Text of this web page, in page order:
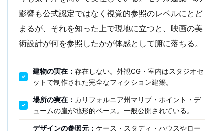
影響も公式認定ではなく視覚的参照のレベルにとど
まるが、それを知った上で現地に立つと、映画の美
術設計が何を参照したかが体感として腑に落ちる。
建物の実在： 存在しない。外観CG・室内はスタジオセ
ットで制作された完全なフィクション建築。
場所の実在： カリフォルニア州マリブ・ポイント・デ
ュームの崖が地形的ベース。一般公開されている。
デザインの参照元： ケース・スタディ・ハウスやロー